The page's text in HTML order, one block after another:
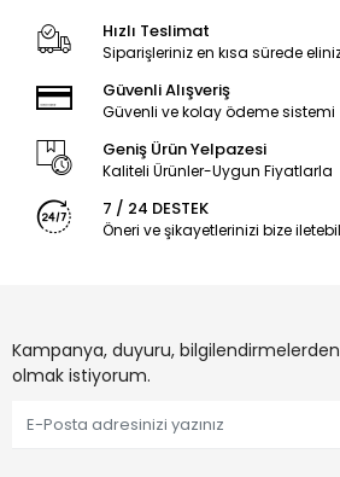
Hızlı Teslimat
Siparişleriniz en kısa sürede
Güvenli Alışveriş
Güvenli ve kolay ödeme sistemi
Geniş Ürün Yelpazesi
Kaliteli Ürünler-Uygun Fiyatlarla
7 / 24 DESTEK
Öneri ve şikayetlerinizi bize
Kampanya, duyuru,
olmak istiyorum.